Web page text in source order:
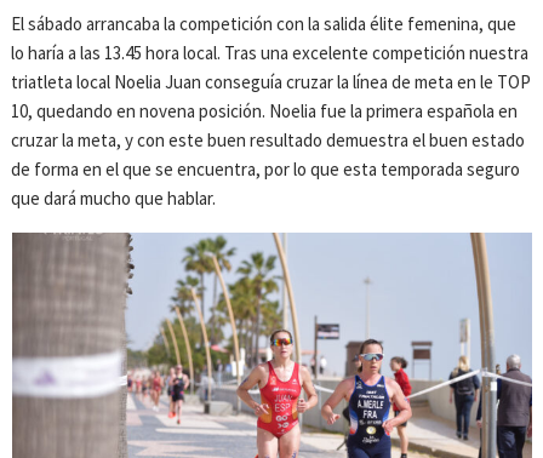
El sábado arrancaba la competición con la salida élite femenina, que
lo haría a las 13.45 hora local. Tras una excelente competición nuestra
triatleta local Noelia Juan conseguía cruzar la línea de meta en le TOP
10, quedando en novena posición. Noelia fue la primera española en
cruzar la meta, y con este buen resultado demuestra el buen estado
de forma en el que se encuentra, por lo que esta temporada seguro
que dará mucho que hablar.